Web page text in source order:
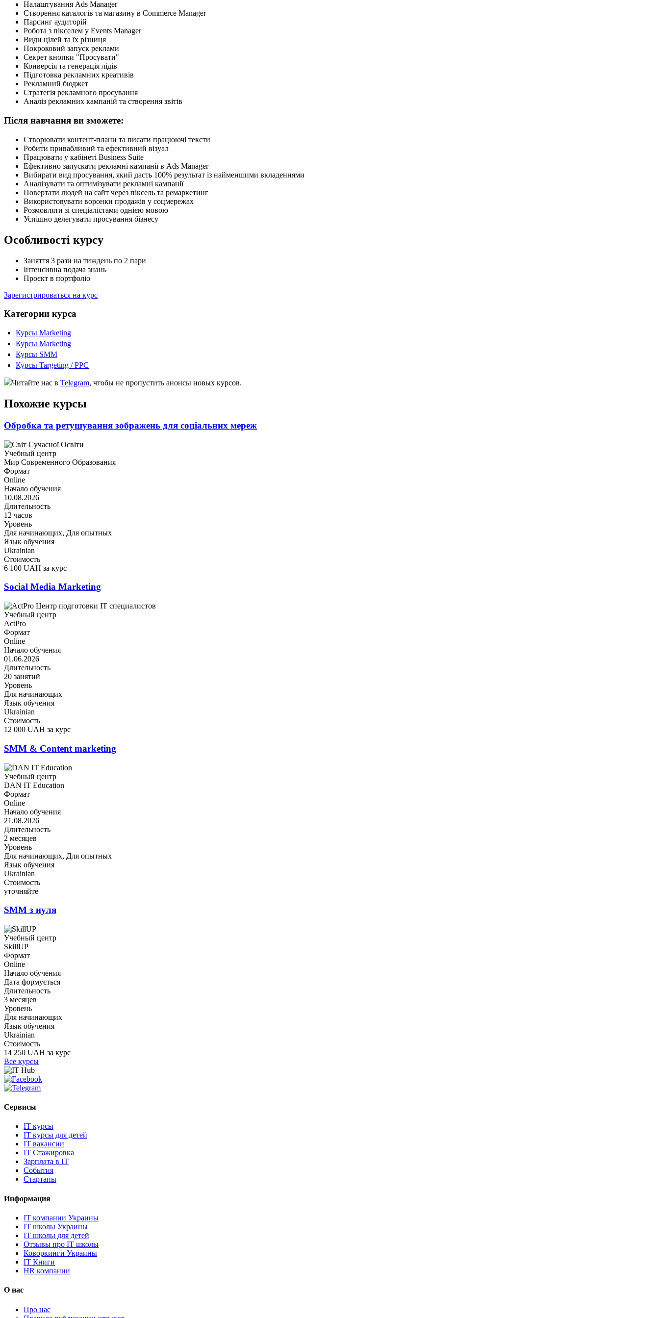
Налаштування Ads Manager
Створення каталогів та магазину в Commerce Manager
Парсинг аудиторій
Робота з пікселем у Events Manager
Види цілей та їх різниця
Покроковий запуск реклами
Секрет кнопки "Просувати"
Конверсія та генерація лідів
Підготовка рекламних креативів
Рекламний бюджет
Стратегія рекламного просування
Аналіз рекламних кампаній та створення звітів
Після навчання ви зможете:
Створювати контент-плани та писати працюючі тексти
Робити привабливий та ефективний візуал
Працювати у кабінеті Business Suite
Ефективно запускати рекламні кампанії в Ads Manager
Вибирати вид просування, який дасть 100% результат із найменшими вкладеннями
Аналізувати та оптимізувати рекламні кампанії
Повертати людей на сайт через піксель та ремаркетинг
Використовувати воронки продажів у соцмережах
Розмовляти зі спеціалістами однією мовою
Успішно делегувати просування бізнесу
Особливості курсу
Заняття 3 рази на тиждень по 2 пари
Інтенсивна подача знань
Проєкт в портфоліо
Зарегистрироваться на курс
Категории курса
Курсы Marketing
Курсы Marketing
Курсы SMM
Курсы Targeting / PPC
Читайте нас в Telegram, чтобы не пропустить анонсы новых курсов.
Похожие курсы
Обробка та ретушування зображень для соціальних мереж
Учебный центр
Мир Современного Образования
Формат
Online
Начало обучения
10.08.2026
Длительность
12 часов
Уровень
Для начинающих, Для опытных
Язык обучения
Ukrainian
Стоимость
6 100 UAH за курс
Social Media Marketing
Учебный центр
ActPro
Формат
Online
Начало обучения
01.06.2026
Длительность
20 занятий
Уровень
Для начинающих
Язык обучения
Ukrainian
Стоимость
12 000 UAH за курс
SMM & Content marketing
Учебный центр
DAN IT Education
Формат
Online
Начало обучения
21.08.2026
Длительность
2 месяцев
Уровень
Для начинающих, Для опытных
Язык обучения
Ukrainian
Стоимость
уточняйте
SMM з нуля
Учебный центр
SkillUP
Формат
Online
Начало обучения
Дата формується
Длительность
3 месяцев
Уровень
Для начинающих
Язык обучения
Ukrainian
Стоимость
14 250 UAH за курс
Все курсы
Сервисы
IT курсы
IT курсы для детей
IT вакансии
IT Стажировка
Зарплата в IT
События
Стартапы
Информация
IT компании Украины
IT школы Украины
IT школы для детей
Отзывы про IT школы
Коворкинги Украины
IT Книги
HR компании
О нас
Про нас